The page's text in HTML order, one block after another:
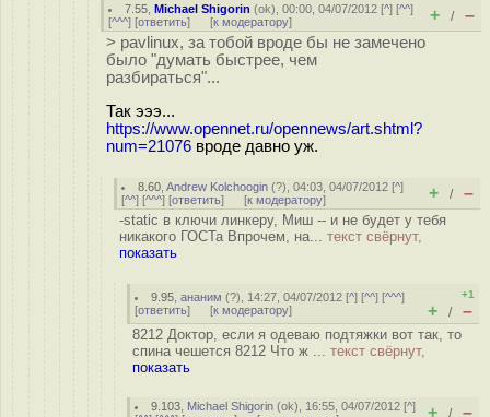
7.55 ,Michael Shigorin (ok), 00:00, 04/07/2012 [^] [^^]
[^^^] [ответить] [к модератору] + / –
> pavlinux, за тобой вроде бы не замечено
было "думать быстрее, чем
разбираться"...
Так эээ...
https://www.opennet.ru/opennews/art.shtml?
num=21076 вроде давно уж.
8.60 ,Andrew Kolchoogin (?), 04:03, 04/07/2012 [^]
[^^] [^^^] [ответить] [к модератору] + / –
-static в ключи линкеру, Миш -- и не будет у тебя
никакого ГОСТа Впрочем, на... текст свёрнут,
показать
9.95 ,ананим (?), 14:27, 04/07/2012 [^] [^^] [^^^]
[ответить] [к модератору]
+1
+ / –
8212 Доктор, если я одеваю подтяжки вот так, то
спина чешется 8212 Что ж ... текст свёрнут,
показать
9.103 Michael Shigorin (ok), 16:55, 04/07/2012 [^]
+ / –